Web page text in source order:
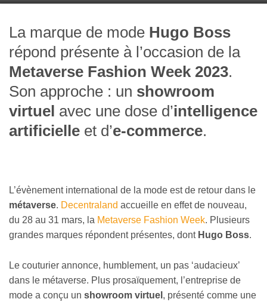
La marque de mode Hugo Boss
répond présente à l’occasion de la
Metaverse Fashion Week 2023.
Son approche : un showroom
virtuel avec une dose d’intelligence
artificielle et d’e-commerce.
L’évènement international de la mode est de retour dans le
métaverse. Decentraland accueille en effet de nouveau,
du 28 au 31 mars, la Metaverse Fashion Week. Plusieurs
grandes marques répondent présentes, dont Hugo Boss.
Le couturier annonce, humblement, un pas ‘audacieux’
dans le métaverse. Plus prosaïquement, l’entreprise de
mode a conçu un showroom virtuel , présenté comme une